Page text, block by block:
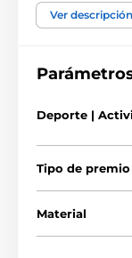
cargo adicional
regalo muy
texto de su
Ver
Deporte |
Tipo de premio
Material